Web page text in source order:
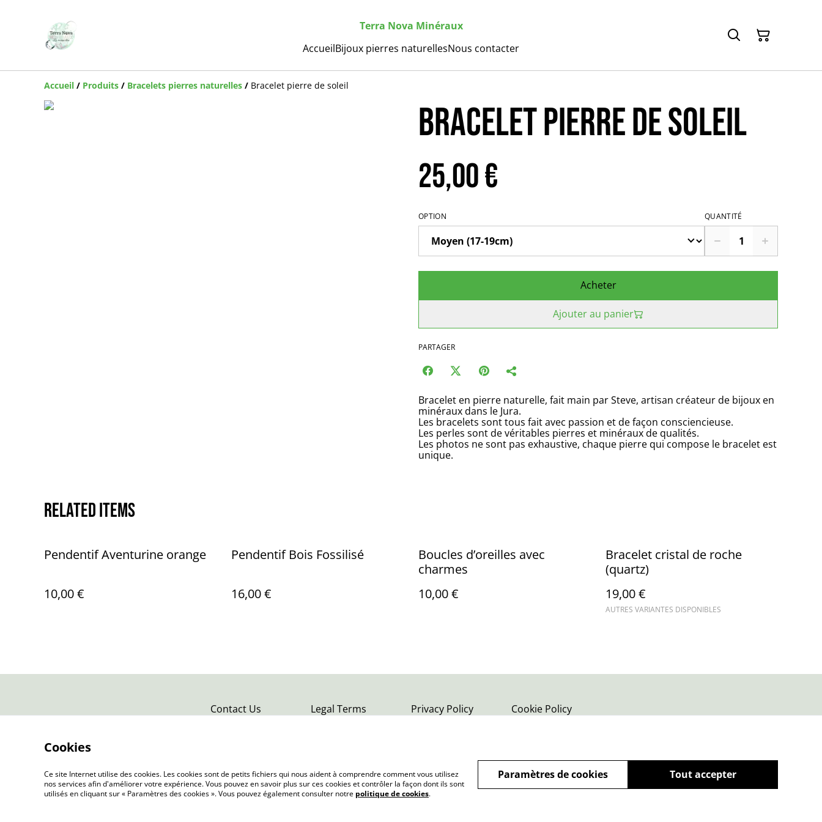
Terra Nova Minéraux
AccueilBijoux pierres naturellesNous contacter
Accueil / Produits / Bracelets pierres naturelles / Bracelet pierre de soleil
Bracelet pierre de soleil
25,00 €
OPTION QUANTITÉ
Acheter
Ajouter au panier
PARTAGER
Bracelet en pierre naturelle, fait main par Steve, artisan créateur de bijoux en
minéraux dans le Jura.
Les bracelets sont tous fait avec passion et de façon consciencieuse.
Les perles sont de véritables pierres et minéraux de qualités.
Les photos ne sont pas exhaustive, chaque pierre qui compose le bracelet est
unique.
Related items
Pendentif Aventurine orange
10,00 €
Pendentif Bois Fossilisé
16,00 €
Boucles d’oreilles avec
charmes
10,00 €
Bracelet cristal de roche
(quartz)
19,00 €
AUTRES VARIANTES DISPONIBLES
Contact Us Legal Terms Privacy Policy Cookie Policy
©2026 Terra Nova Minéraux
Cookies
Ce site Internet utilise des cookies. Les cookies sont de petits fichiers qui nous aident à comprendre comment vous utilisez
nos services afin d'améliorer votre expérience. Vous pouvez en savoir plus sur ces cookies et contrôler la façon dont ils sont
utilisés en cliquant sur « Paramètres des cookies ». Vous pouvez également consulter notre politique de cookies.
Tout accepter
Paramètres de cookies